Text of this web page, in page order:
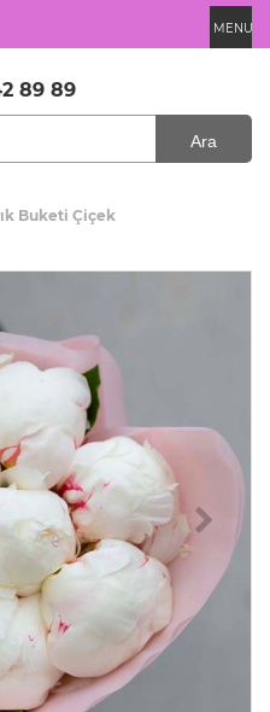
MENU
89 89
Ara
Buketi Çiçek